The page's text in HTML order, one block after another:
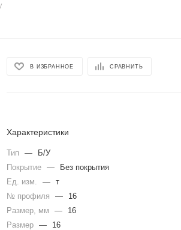
В ИЗБРАННОЕ СРАВНИТЬ
Характеристики
Тип —
Б/У
Покрытие
—
Без покрытия
Ед. изм.
—
т
№ профиля
—
16
Размер, мм
—
16
Размер
— 16